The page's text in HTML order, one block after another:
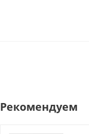
Рекомендуем